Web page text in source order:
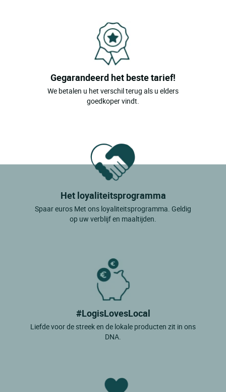
Gegarandeerd het beste tarief!
We betalen u het verschil terug als u elders
goedkoper vindt.
Het loyaliteitsprogramma
Spaar euros Met ons loyaliteitsprogramma. Geldig
op uw verblijf en maaltijden.
#LogisLovesLocal
Liefde voor de streek en de lokale producten zit in ons
DNA.